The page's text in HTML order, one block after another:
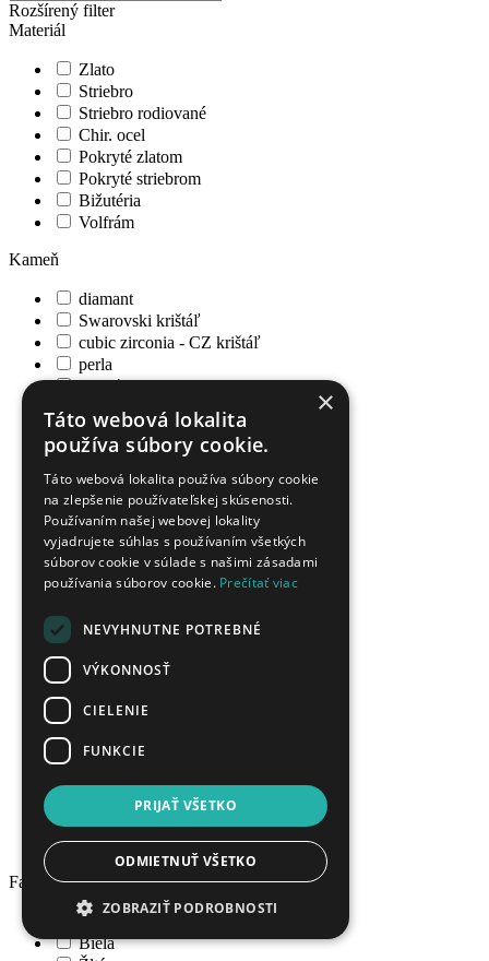
Rozšírený filter
Materiál
Zlato
Striebro
Striebro rodiované
Chir. ocel
Pokryté zlatom
Pokryté striebrom
Bižutéria
Volfrám
Kameň
diamant
Swarovski krištáľ
cubic zirconia - CZ krištáľ
perla
perleť
markazit
achát
ametyst
tyrkys
topás
rubín
ónyx
zafír
mesačný kameň
citrín
granát
iolit
tigrie oko
aquamarín
peidot
Farba
Číra
Biela
×
Táto webová lokalita
používa súbory cookie.
Táto webová lokalita používa súbory cookie
na zlepšenie používateľskej skúsenosti.
Používaním našej webovej lokality
vyjadrujete súhlas s používaním všetkých
súborov cookie v súlade s našimi zásadami
používania súborov cookie. Prečítať viac
NEVYHNUTNE POTREBNÉ
VÝKONNOSŤ
CIELENIE
FUNKCIE
PRIJAŤ VŠETKO
ODMIETNUŤ VŠETKO
ZOBRAZIŤ PODROBNOSTI